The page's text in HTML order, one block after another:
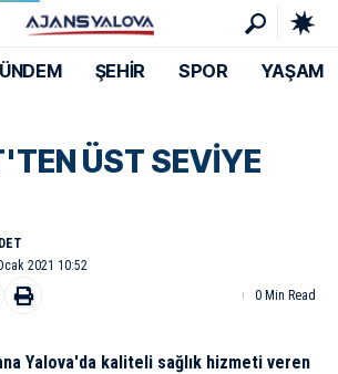
ŞEHİR SPOR YAŞAM
ÜST SEVİYE
2021 10:52
0 Min Read
Yalova'da kaliteli sağlık hizmeti veren